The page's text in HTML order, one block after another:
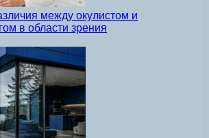
между окулистом и
в области зрения